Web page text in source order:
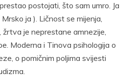
postojati, što sam umro. Ja
ja ). Ličnost se mijenja,
žrtva je neprestane amnezije,
Moderna i Tinova psihologija o
o pomičnim poljima svijesti